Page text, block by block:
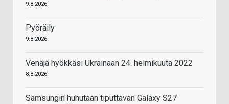
9.8.2026
Pyöräily
9.8.2026
Venäjä hyökkäsi Ukrainaan 24. helmikuuta 2022
8.8.2026
Samsungin huhutaan tiputtavan Galaxy S27